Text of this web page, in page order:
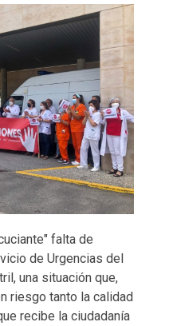
falta de
de Urgencias del
una situación que,
riesgo tanto la calidad
recibe la ciudadanía